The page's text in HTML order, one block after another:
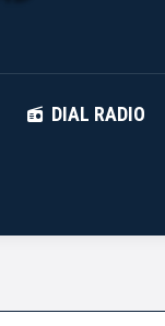
DIAL RADIO